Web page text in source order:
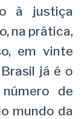
à justiça
na prática,
em vinte
já é o
de
mundo da